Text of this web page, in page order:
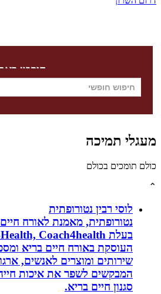
חיפוש באתר
תמיכה
בכולם
לוסי רבין נטורופתית
נטורופתית, מאמנת לאורח חיים
העוסקת באורח חיים בריא ומספקת
שירותים ומוצרים לאנשים, ארגונים
המבקשים לשפר את איכות חייהם
סגנון חיים בריא.